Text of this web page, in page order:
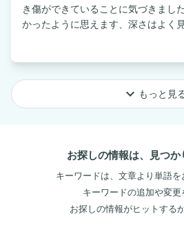
き傷ができていることに気づきまし
かったように思えます、深さはよく見
keyboard_arrow_down もっと見
お探しの情報は、見つか
キーワードは、文章より単語を
キーワードの追加や変更
お探しの情報がヒットする